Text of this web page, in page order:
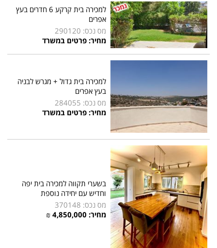
למכירה בית קרקע 6 חדרים בעץ
אפרים
מס נכס: 290120
מחיר: פרטים במשרד
למכירה בית גדול + מגרש לבניה
בעץ אפרים
מס נכס: 284055
מחיר: פרטים במשרד
בשערי תקווה למכירה בית יפה
וחדיש עם יחידה נוספת
מס נכס: 370148
מחיר: 4,850,000 ₪